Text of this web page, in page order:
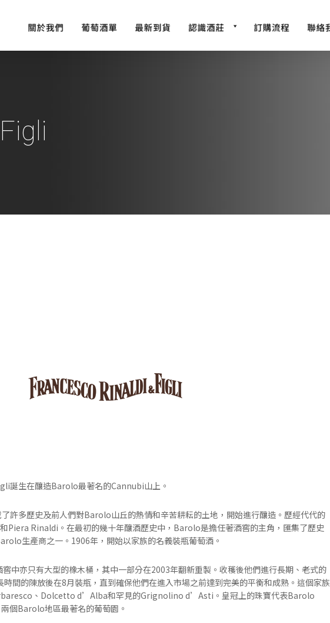
誕生在釀造Barolo最著名的Cannubi山上。
許多歷史及前人們對Barolo山丘的熱情和辛苦耕耘的土地，開始進行釀造。歷經代代的
Piera Rinaldi。在最初的幾十年釀酒歷史中，Barolo是擔任著酒窖的主角，匯集了歷史
生產商之一。1906年，開始以家族的名義裝瓶葡萄酒。
中亦只有大型的橡木桶，其中一部分在2003年翻新重製。收穫後他們進行長期、老式的
間的陳放後在8月裝瓶，直到確保他們在進入市場之前達到完美的平衡和成熟。這個家族
、Dolcetto d’Alba和罕見的Grignolino d’Asti。皇冠上的珠寶代表Barolo
個Barolo地區最著名的葡萄園。